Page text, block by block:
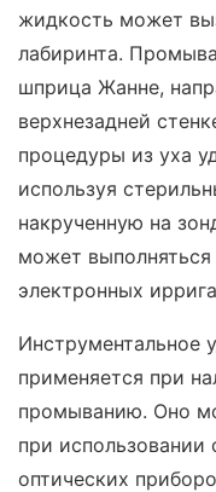
жидкость может
лабиринта.
шприца Жанне,
верхнезадней
процедуры из уха
используя
накрученную на
может
электронных
Инструментальное
применяется при
промыванию. Оно
при использовании
оптических